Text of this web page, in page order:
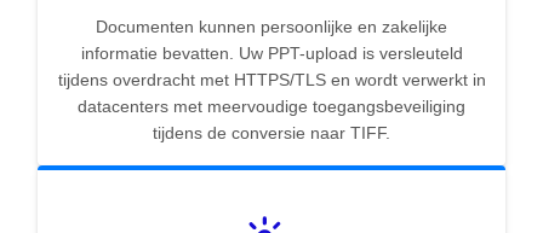
Documenten kunnen persoonlijke en zakelijke
informatie bevatten. Uw PPT-upload is versleuteld
tijdens overdracht met HTTPS/TLS en wordt verwerkt in
datacenters met meervoudige toegangsbeveiliging
tijdens de conversie naar TIFF.